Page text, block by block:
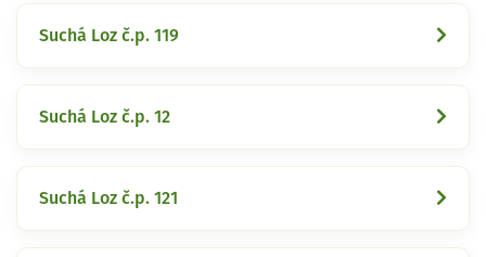
Suchá Loz č.p. 119
Suchá Loz č.p. 12
Suchá Loz č.p. 121